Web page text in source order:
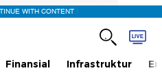
WITH CONTENT
Finansial Infrastruktur